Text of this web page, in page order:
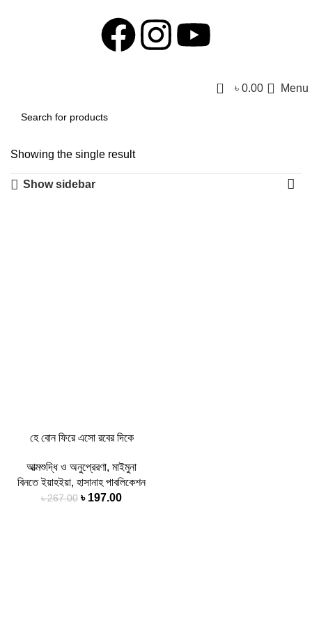
0 ৳ 0.00 Menu
Showing the single result
Show sidebar
হে বোন ফিরে এসো রবের দিকে
আত্মশুদ্ধি ও অনুপ্রেরণা, মাইমুনা
বিনতে ইয়াহইয়া, হাসানাহ পাবলিকেশন
৳267.00 ৳ 197.00